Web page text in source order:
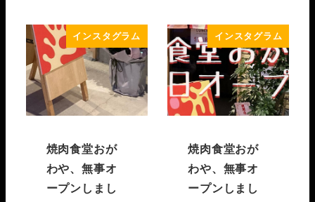
インスタグラム
焼肉食堂おが
わや、無事オ
ープンしまし
インスタグラム
焼肉食堂おが
わや、無事オ
ープンしまし